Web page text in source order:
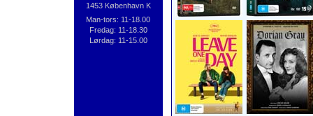
1453 København K
Man-tors: 11-18.00
Fredag: 11-18.30
Lørdag: 11-15.00